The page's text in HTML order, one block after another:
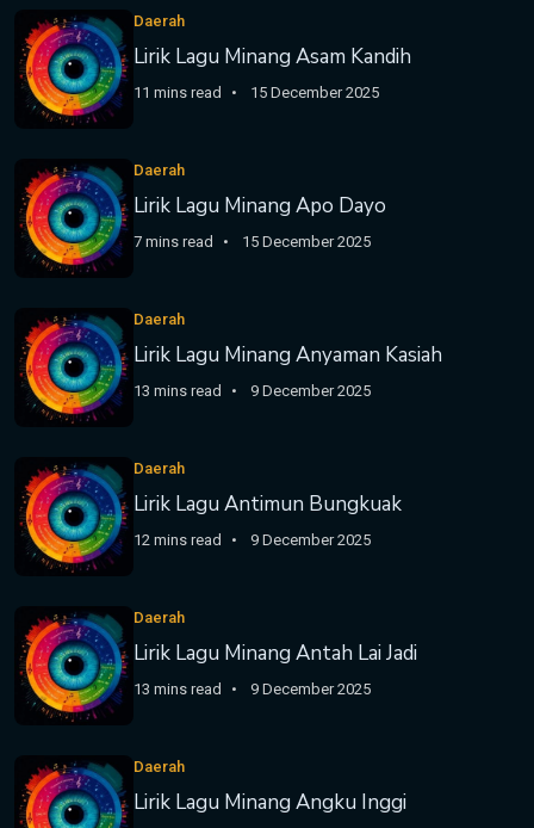
Daerah
Lirik Lagu Minang Asam Kandih
11 mins read 15 December 2025
Daerah
Lirik Lagu Minang Apo Dayo
7 mins read 15 December 2025
Daerah
Lirik Lagu Minang Anyaman Kasiah
13 mins read 9 December 2025
Daerah
Lirik Lagu Antimun Bungkuak
12 mins read 9 December 2025
Daerah
Lirik Lagu Minang Antah Lai Jadi
13 mins read 9 December 2025
Daerah
Lirik Lagu Minang Angku Inggi